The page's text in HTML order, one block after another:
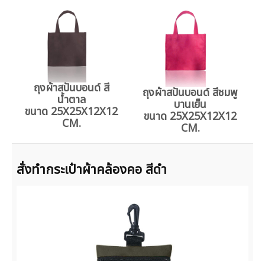
ถุงผ้าสปันบอนด์ สี
น้ำตาล
ขนาด 25X25X12X12
CM.
ถุงผ้าสปันบอนด์ สีชมพู
บานเย็น
ขนาด 25X25X12X12
CM.
สั่งทำกระเป๋าผ้าคล้องคอ สีดำ